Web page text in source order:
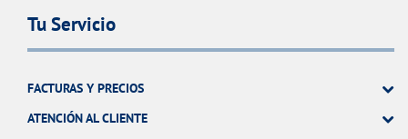
Tu Servicio
FACTURAS Y PRECIOS
ATENCIÓN AL CLIENTE